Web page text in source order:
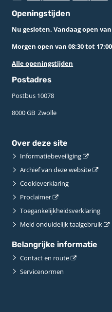
Openingstijden
Nu gesloten. Vandaag open van
Morgen open van 08:30 tot 17:00
Alle openingstijden
Postadres
Postbus 10078 ­
8000 GB ­ Zwolle
Over deze site
Informatiebeveiliging
Archief van deze website
Cookieverklaring
Proclaimer
Toegankelijkheidsverklaring
Meld onduidelijk taalgebruik
Belangrijke informatie
Contact en route
Servicenormen